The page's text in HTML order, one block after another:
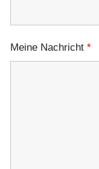
Meine Nachricht *